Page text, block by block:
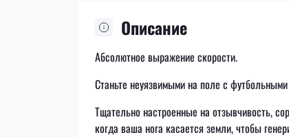
Описание
Абсолютное выражение скорости.
Станьте неуязвимыми на поле с
Тщательно настроенные на отзывчивость,
когда ваша нога касается земли, чтобы